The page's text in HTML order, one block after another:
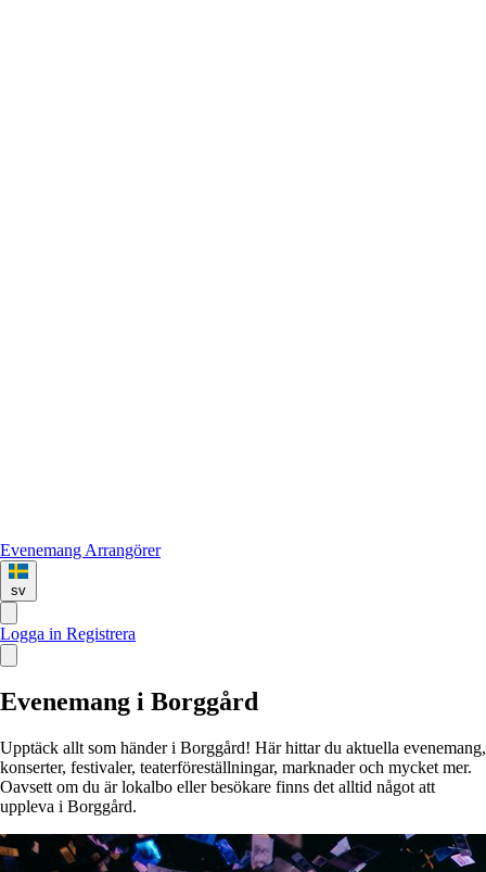
Evenemang Arrangörer
sv
Logga in Registrera
Evenemang i Borggård
Upptäck allt som händer i Borggård! Här hittar du aktuella evenemang,
konserter, festivaler, teaterföreställningar, marknader och mycket mer.
Oavsett om du är lokalbo eller besökare finns det alltid något att
uppleva i Borggård.